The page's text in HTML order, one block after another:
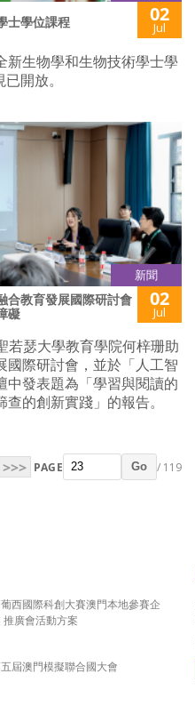
士學位課程 02
Jul
新生物學和生物技術學士學
開放。
新聞
合教育發展國際研討會
礙
02
Jul
若瑟大學教育學院何梓珊助
國際研討會，並於「人工智
中發表題為「學習與閱讀的
的創新實踐」的報告。
>>> PAGE Go / 119
西國際科創大賽澳門本地參賽企
推廣會活動方案
屆澳門模擬聯合國大會